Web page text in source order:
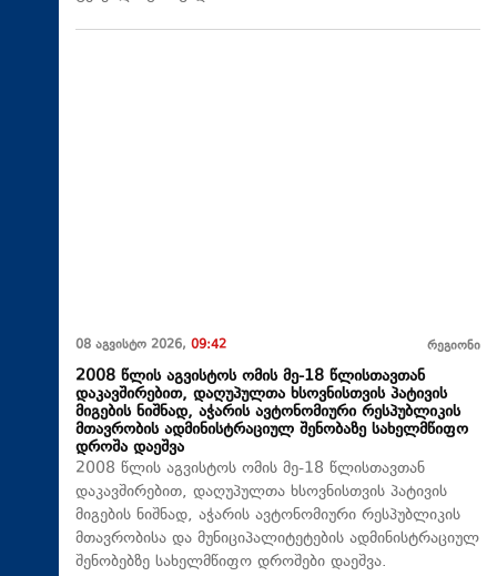
08 აგვისტო 2026, 09:42 რეგიონი
2008 წლის აგვისტოს ომის მე-18 წლისთავთან
დაკავშირებით, დაღუპულთა ხსოვნისთვის პატივის
მიგების ნიშნად, აჭარის ავტონომიური რესპუბლიკის
მთავრობის ადმინისტრაციულ შენობაზე სახელმწიფო
დროშა დაეშვა
2008 წლის აგვისტოს ომის მე-18 წლისთავთან
დაკავშირებით, დაღუპულთა ხსოვნისთვის პატივის
მიგების ნიშნად, აჭარის ავტონომიური რესპუბლიკის
მთავრობისა და მუნიციპალიტეტების ადმინისტრაციულ
შენობებზე სახელმწიფო დროშები დაეშვა.